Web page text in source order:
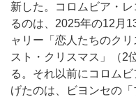
新した。コロムビア・
るのは、2025年の12月
ャリー「恋人たちのク
スト・クリスマス」（2
る。それ以前にコロム
げたのは、ビヨンセの